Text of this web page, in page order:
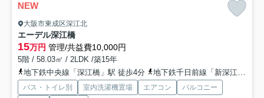
NEW
大阪市東成区深江北
エーデル深江橋
15万円 管理/共益費10,000円
5階 / 58.03㎡ / 2LDK /築15年
地下鉄中央線「深江橋」駅 徒歩4分
地下鉄千日前線「新深江」駅 徒歩16分
バス・トイレ別 室内洗濯機置場 エアコン
バルコニー